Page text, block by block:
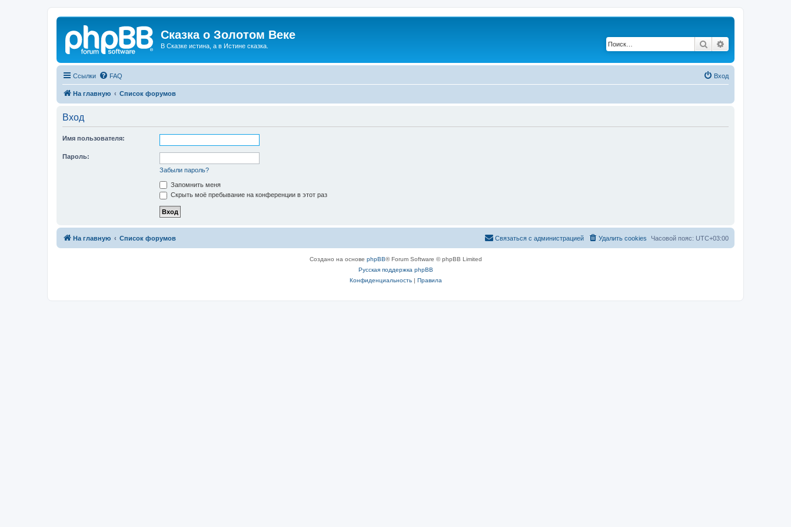
Сказка о Золотом Веке
В Сказке истина, а в Истине сказка. Поиск
Ссылки FAQ Вход
На главную Список форумов
Вход
Имя пользователя:
Пароль:
Забыли пароль?
Запомнить меня
Скрыть моё пребывание на конференции в этот раз
На главную Список форумов Часовой пояс: UTC+03:00
Удалить cookies
Связаться с администрацией
Создано на основе phpBB® Forum Software © phpBB Limited
Русская поддержка phpBB
Конфиденциальность| Правила